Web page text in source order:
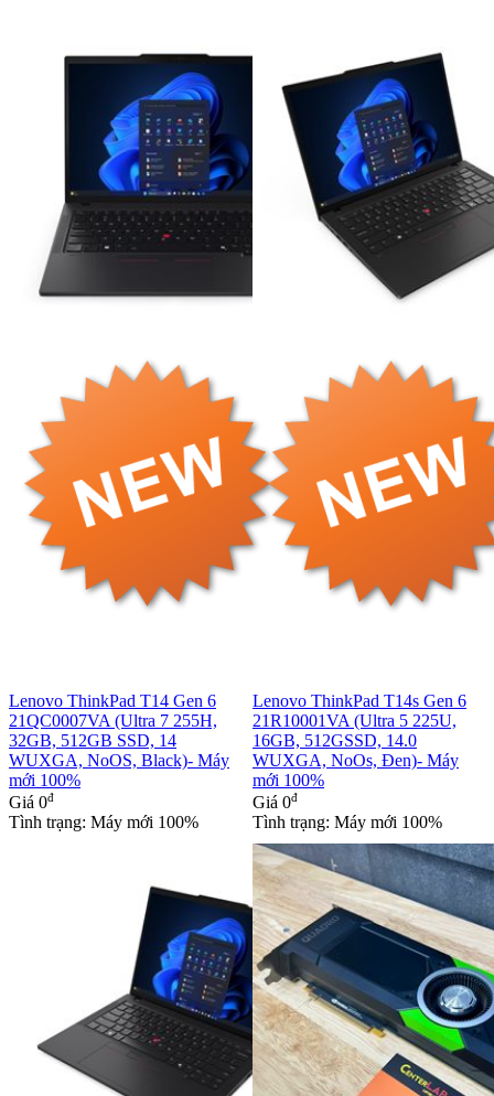
Lenovo ThinkPad T14 Gen 6
21QC0007VA (Ultra 7 255H,
32GB, 512GB SSD, 14
WUXGA, NoOS, Black)- Máy
mới 100%
Giá 0đ
Tình trạng: Máy mới 100%
Lenovo ThinkPad T14s Gen 6
21R10001VA (Ultra 5 225U,
16GB, 512GSSD, 14.0
WUXGA, NoOs, Đen)- Máy
mới 100%
Giá 0đ
Tình trạng: Máy mới 100%